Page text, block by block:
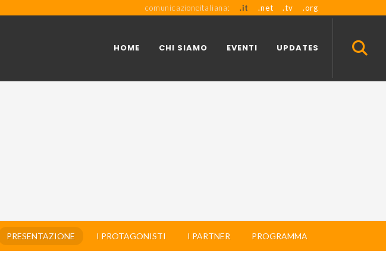
comunicazioneitaliana: .it .net .tv .org
HOME CHI SIAMO EVENTI UPDATES
PRESENTAZIONE I PROTAGONISTI I PARTNER PROGRAMMA